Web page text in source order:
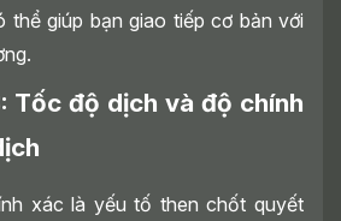
thể giúp bạn giao tiếp cơ bản với
Tốc độ dịch và độ chính
xác là yếu tố then chốt quyết